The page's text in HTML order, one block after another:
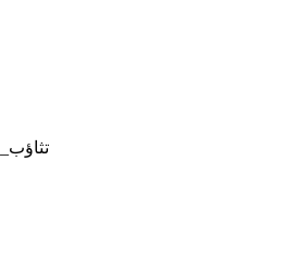
BAILLEMENT_1 / تثاؤب_1